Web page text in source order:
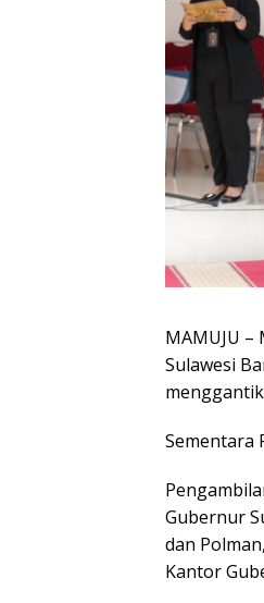
MAMUJU
Sulawesi
Sementara
Gubernur
dan
Kantor